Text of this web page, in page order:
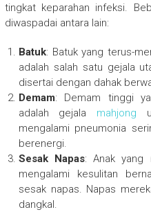
tingkat keparahan infeksi.
diwaspadai antara lain:
Batuk: Batuk yang terus-
adalah salah satu gejala
disertai dengan dahak
Demam: Demam tinggi
adalah gejala mahjong
mengalami pneumonia
berenergi.
Sesak Napas: Anak yang
mengalami kesulitan
sesak napas. Napas
dangkal.